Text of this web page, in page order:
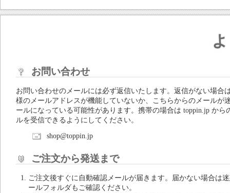
お問い合わせ
お問い合わせのメールには必ず返信いたします。返信がない場合
様のメールアドレスが機能していないか、こちらからのメールが
ールになっている可能性があります。携帯の場合は toppin.jp から
ルを受信できるようにしてください。
shop@toppin.jp
ご注文から発送まで
ご注文後すぐに自動確認メールが届きます。届かない場合は
ールフォルダもご確認ください。